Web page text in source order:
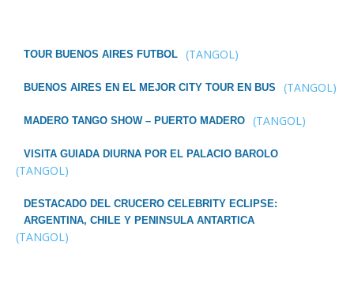
TOUR BUENOS AIRES FUTBOL (TANGOL)
BUENOS AIRES EN EL MEJOR CITY TOUR EN BUS (TANGOL)
MADERO TANGO SHOW – PUERTO MADERO (TANGOL)
VISITA GUIADA DIURNA POR EL PALACIO BAROLO
(TANGOL)
DESTACADO DEL CRUCERO CELEBRITY ECLIPSE:
ARGENTINA, CHILE Y PENINSULA ANTARTICA
(TANGOL)